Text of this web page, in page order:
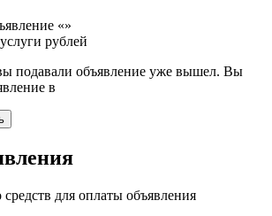
«»
рублей
подавали объявление уже вышел. Вы
в
для оплаты объявления